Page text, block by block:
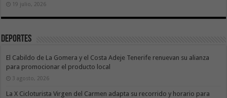
19 julio, 2026
Deportes
El Cabildo de La Gomera y el Costa Adeje Tenerife renuevan su alianza
para promocionar el producto local
3 agosto, 2026
La X Cicloturista Virgen del Carmen adapta su recorrido y horario para